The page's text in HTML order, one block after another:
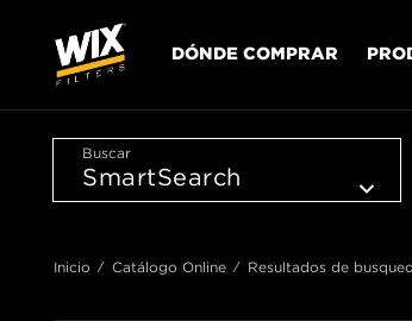
DÓNDE COMPRAR
Buscar
Inicio Catálogo Online Resultados de